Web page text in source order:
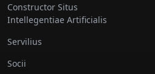
Constructor Situs
Intellegentiae Artificialis
Servilius
Socii